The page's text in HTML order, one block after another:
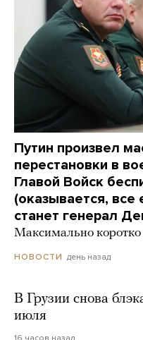
Путин произвел
перестановки в
Главой Войск
(оказывается,
станет генерал
Максимально
НОВОСТИ день назад
В Грузии снова
июля